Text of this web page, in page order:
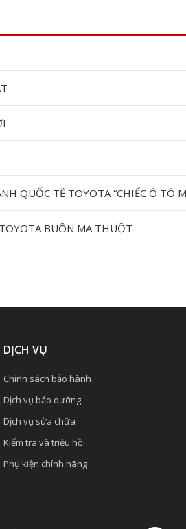
QUỐC TẾ TOYOTA “CHIẾC Ô TÔ
BUÔN MA THUỘT
DỊCH VỤ
Chính sách bảo hành
Dịch vụ bảo dưỡng
Dịch vụ sửa chữa
Kiểm tra và triệu hồi
Phụ kiện chính hãng